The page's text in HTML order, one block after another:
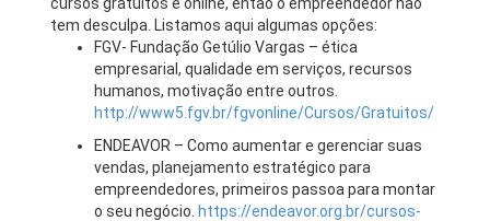
tem desculpa. Listamos aqui algumas opções:
FGV- Fundação Getúlio Vargas – ética
empresarial, qualidade em serviços, recursos
humanos, motivação entre outros.
http://www5.fgv.br/fgvonline/Cursos/Gratuitos/
ENDEAVOR – Como aumentar e gerenciar suas
vendas, planejamento estratégico para
empreendedores, primeiros passoa para montar
o seu negócio. https://endeavor.org.br/cursos-